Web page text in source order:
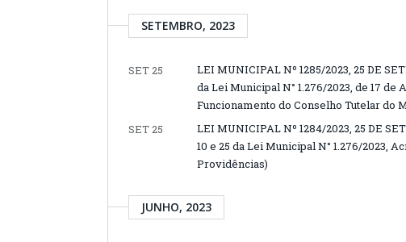
SETEMBRO, 2023
SET 25
LEI MUNICIPAL Nº 1285/2023, 25 DE
da Lei Municipal N° 1.276/2023, de 17 de
Funcionamento do Conselho Tutelar do
SET 25
LEI MUNICIPAL Nº 1284/2023, 25 DE
10 e 25 da Lei Municipal N° 1.276/2023,
Providências)
JUNHO, 2023